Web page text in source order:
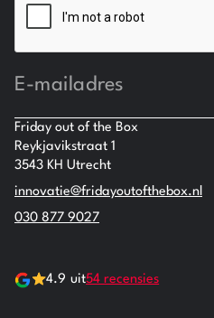
mailadres
Friday out of the Box
Reykjavikstraat 1
3543 KH Utrecht
innovatie@fridayoutofthebox.nl
030 877 9027
4.9 uit54 recensies